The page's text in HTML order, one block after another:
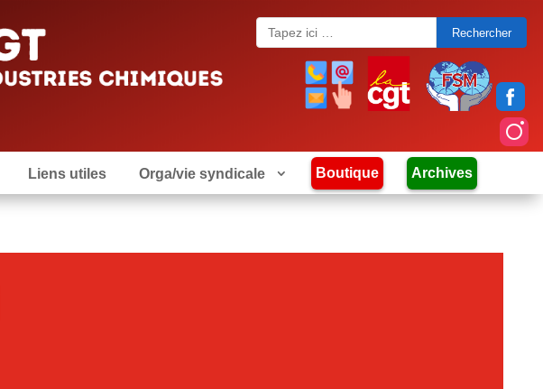
Search
for:
Liens utiles Orga/vie syndicale Boutique Archives